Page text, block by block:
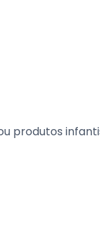
produtos